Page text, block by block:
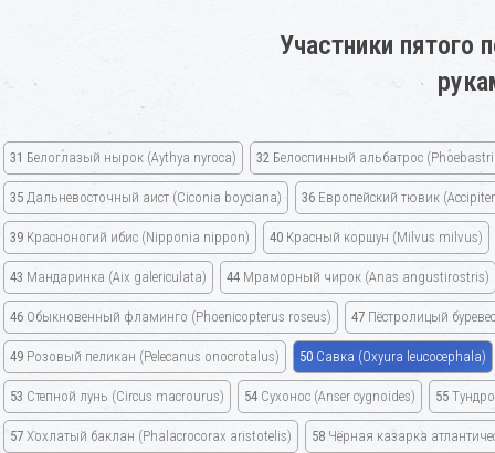
Участники пятого
31 Белоглазый нырок (Aythya nyroca) 32 Белоспинный альбатрос
35 Дальневосточный аист (Ciconia boyciana) 36 Европейский тювик
39 Красноногий ибис (Nipponia nippon) 40 Красный коршун (Milvus milvus)
43 Мандаринка (Aix galericulata) 44 Мраморный чирок (Anas angustirostris)
46 Обыкновенный фламинго (Phoenicopterus roseus) 47 Пёстролицый
49 Розовый пеликан (Pelecanus onocrotalus) 50 Савка (Oxyura leucocephala)
53 Степной лунь (Circus macrourus) 54 Сухонос (Anser cygnoides) 55
57 Хохлатый баклан (Phalacrocorax aristotelis) 58 Чёрная казарка